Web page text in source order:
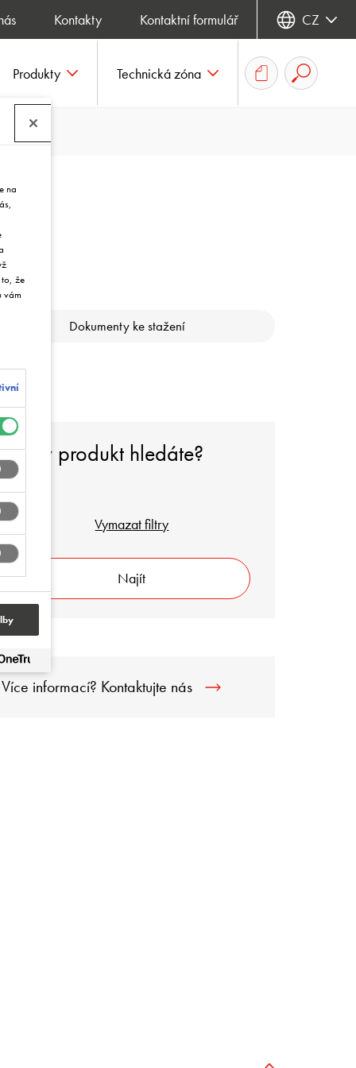
Produkty Technická zóna
Kontakty Kontaktní formulář CZ
Dokumenty ke stažení
Jaký produkt hledáte?
Vymazat filtry
Najít
Více informací? Kontaktujte nás
na
že
vám